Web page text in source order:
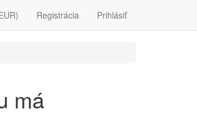
Registrácia Prihlásiť
má